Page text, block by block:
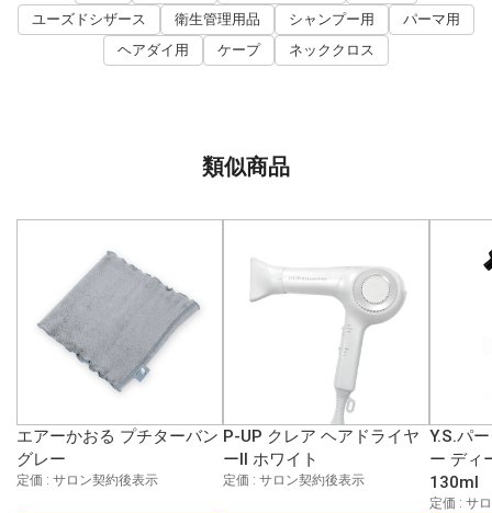
ユーズドシザース
衛生管理用品 シャンプー用
パーマ用
ヘアダイ用
ケープ ネッククロス
類似商品
エアーかおる プチターバン
グレー
定価 : サロン契約後表示
P-UP クレア ヘアドライヤ
ーⅡ ホワイト
定価 : サロン契約後表示
Y.S.パ
ー ディ
130ml
定価 : サ